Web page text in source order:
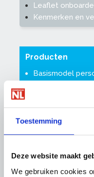
Toestemming
Deze website maakt
We gebruiken cookies
Leaflet
Kenmerken en
Producten
Basismodel
Training
medewerkers
Special
Gezondheids-